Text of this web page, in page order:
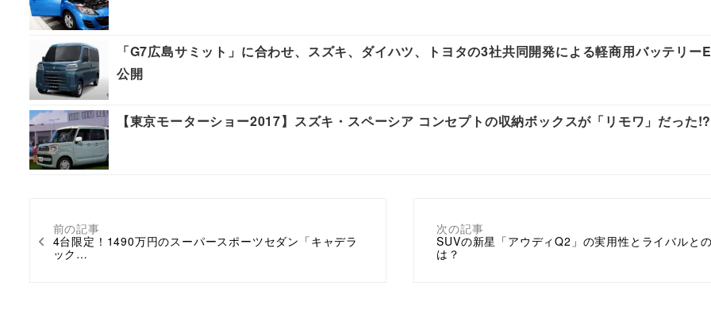
前の記事
4台限定！1490万円のスーパースポーツセダン「キャデラ
ック…
次の記事
SUVの新星「アウディQ2」の実用性とライバルと
は？
「G7広島サミット」に合わせ、スズキ、ダイハツ、トヨタの3社共同開発による軽商用バッテリー
公開
【東京モーターショー2017】スズキ・スペーシア コンセプトの収納ボックスが「リモワ」だった!?